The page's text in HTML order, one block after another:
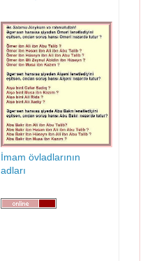
İmam övladlarının
adları